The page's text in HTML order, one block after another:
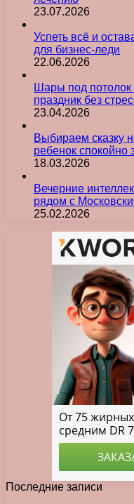
23.07.2026
Успеть всё и
для бизнес-леди
22.06.2026
Шары под потолок
праздник без
23.04.2026
Выбираем сказку
ребенок спокойно
18.03.2026
Вечерние
рядом с
25.02.2026
Последние записи